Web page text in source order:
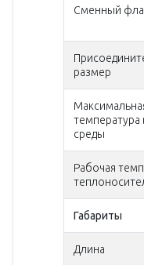
Выдерживает
-10°С до +120°С;
Корпус
120 мкр,
Сменный
размер
среды
Рабочая
Габариты
Длина